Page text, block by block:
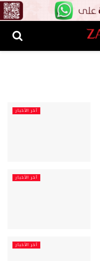
آخر الأخبار
آخر الأخبار
آخر الأخبار